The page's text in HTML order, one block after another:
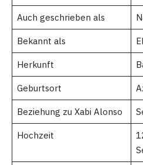
Auch geschrieben als
Bekannt als
Herkunft
Geburtsort
Beziehung zu Xabi Alonso
Hochzeit